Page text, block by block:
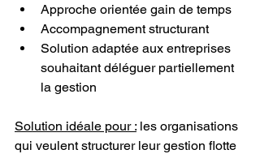
Approche orientée gain de temps
Accompagnement structurant
Solution adaptée aux entreprises
souhaitant déléguer partiellement
la gestion
Solution idéale pour : les organisations
qui veulent structurer leur gestion flotte